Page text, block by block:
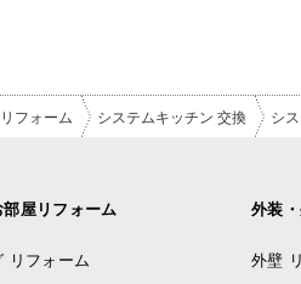
フォーム システムキッチン 交換 シ
屋リフォーム
リフォーム
外装
外壁